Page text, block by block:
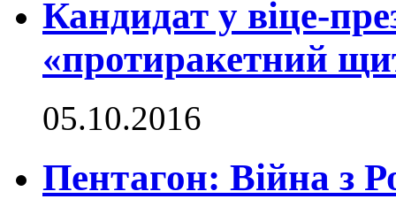
Кандидат у віце-
«протиракетний
05.10.2016
Пентагон: Війна з